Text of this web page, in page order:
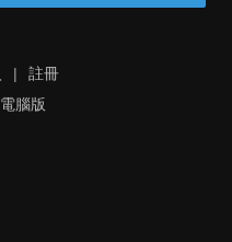
|
註冊
電腦版